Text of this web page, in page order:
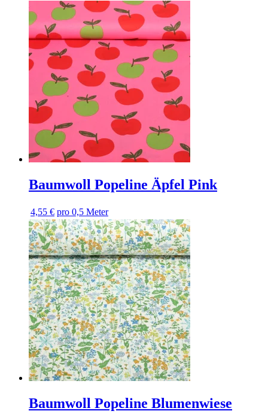
Baumwoll Popeline Äpfel Pink
4,55 € pro 0,5 Meter
Baumwoll Popeline Blumenwiese